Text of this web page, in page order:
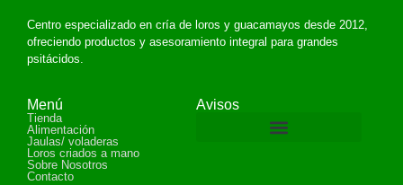
Centro especializado en cría de loros y guacamayos desde 2012,
ofreciendo productos y asesoramiento integral para grandes
psitácidos.
Menú
Tienda
Alimentación
Jaulas/ voladeras
Loros criados a mano
Sobre Nosotros
Contacto
Avisos